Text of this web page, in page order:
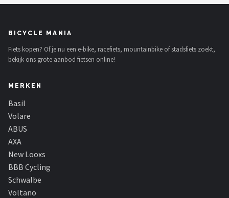
BICYCLE MANIA
Fiets kopen? Of je nu een e-bike, racefiets, mountainbike of stadsfiets zoekt,
bekijk ons grote aanbod fietsen online!
MERKEN
Basil
Volare
ABUS
AXA
New Looxs
BBB Cycling
Schwalbe
Voltano